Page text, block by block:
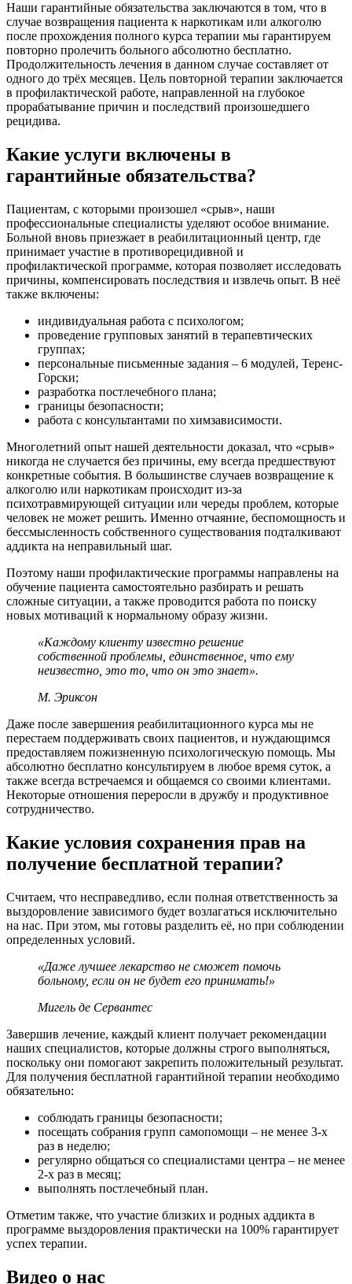
Наши гарантийные обязательства заключаются в том, что в
случае возвращения пациента к наркотикам или алкоголю
после прохождения полного курса терапии мы гарантируем
повторно пролечить больного абсолютно бесплатно.
Продолжительность лечения в данном случае составляет от
одного до трёх месяцев. Цель повторной терапии заключается
в профилактической работе, направленной на глубокое
прорабатывание причин и последствий произошедшего
рецидива.
Какие услуги включены в
гарантийные обязательства?
Пациентам, с которыми произошел «срыв», наши
профессиональные специалисты уделяют особое внимание.
Больной вновь приезжает в реабилитационный центр, где
принимает участие в противорецидивной и
профилактической программе, которая позволяет исследовать
причины, компенсировать последствия и извлечь опыт. В неё
также включены:
индивидуальная работа с психологом;
проведение групповых занятий в терапевтических
группах;
персональные письменные задания – 6 модулей, Теренс-
Горски;
разработка постлечебного плана;
границы безопасности;
работа с консультантами по химзависимости.
Многолетний опыт нашей деятельности доказал, что «срыв»
никогда не случается без причины, ему всегда предшествуют
конкретные события. В большинстве случаев возвращение к
алкоголю или наркотикам происходит из-за
психотравмирующей ситуации или череды проблем, которые
человек не может решить. Именно отчаяние, беспомощность и
бессмысленность собственного существования подталкивают
аддикта на неправильный шаг.
Поэтому наши профилактические программы направлены на
обучение пациента самостоятельно разбирать и решать
сложные ситуации, а также проводится работа по поиску
новых мотиваций к нормальному образу жизни.
«Каждому клиенту известно решение
собственной проблемы, единственное, что ему
неизвестно, это то, что он это знает».
М. Эриксон
Даже после завершения реабилитационного курса мы не
перестаем поддерживать своих пациентов, и нуждающимся
предоставляем пожизненную психологическую помощь. Мы
абсолютно бесплатно консультируем в любое время суток, а
также всегда встречаемся и общаемся со своими клиентами.
Некоторые отношения переросли в дружбу и продуктивное
сотрудничество.
Какие условия сохранения прав на
получение бесплатной терапии?
Считаем, что несправедливо, если полная ответственность за
выздоровление зависимого будет возлагаться исключительно
на нас. При этом, мы готовы разделить её, но при соблюдении
определенных условий.
«Даже лучшее лекарство не сможет помочь
больному, если он не будет его принимать!»
Мигель де Сервантес
Завершив лечение, каждый клиент получает рекомендации
наших специалистов, которые должны строго выполняться,
поскольку они помогают закрепить положительный результат.
Для получения бесплатной гарантийной терапии необходимо
обязательно:
соблюдать границы безопасности;
посещать собрания групп самопомощи – не менее 3-х
раз в неделю;
регулярно общаться со специалистами центра – не менее
2-х раз в месяц;
выполнять постлечебный план.
Отметим также, что участие близких и родных аддикта в
программе выздоровления практически на 100% гарантирует
успех терапии.
Видео о нас